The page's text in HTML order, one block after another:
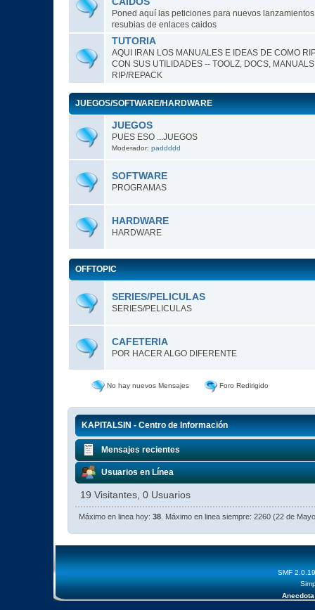
Poned aquí las peticiones para nuevos
resubias de enlaces caidos
TUTORIA
AQUI IRAN LOS MANUALES E IDEAS DE COMO
CON SUS UTILIDADES -- TOOLZ, DOCS,
RIP/REPACK
JUEGOS/SOFTWARE/HARDWARE
JUEGOS
PUES ESO ...JUEGOS
Moderador: paddddd
SOFTWARE
PROGRAMAS
HARDWARE
HARDWARE
OFFTOPIC
SERIES/PELICULAS
SERIES/PELICULAS
CAFETERIA
POR HACER ALGO DIFERENTE
No hay nuevos Mensajes Foro Redirigido
KAPITALSIN - Centro de Información
Mensajes recientes
Usuarios en Línea
19 Visitantes, 0 Usuarios
Máximo en linea hoy:38 . Máximo en linea siempre: 2260 (22 de
SMF 2.0.19
Anecdota